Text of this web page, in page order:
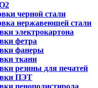
черной стали
нержавеющей стали
электрокартона
фетра
фанеры
ткани
резины для печатей
ПЭТ